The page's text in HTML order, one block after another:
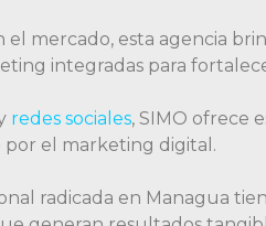
el mercado, esta agencia
integradas para
redes sociales, SIMO ofrece
por el marketing digital.
radicada en Managua